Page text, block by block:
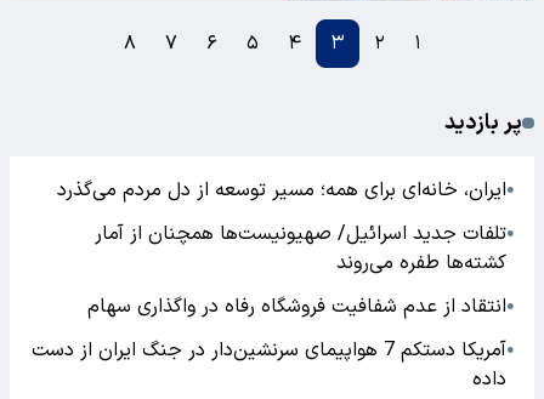
۱ ۲ ۳ ۴ ۵ ۶ ۷ ۸
پر بازدید
●ایران، خانه‌ای برای همه؛ مسیر توسعه از دل مردم می‌گذرد
●تلفات جدید اسرائیل/ صهیونیست‌ها همچنان از آمار
کشته‌ها طفره می‌روند
●انتقاد از عدم شفافیت فروشگاه رفاه در واگذاری سهام
●
آمریکا دستکم 7 هواپیمای سرنشین‌دار در جنگ ایران از دست
داده